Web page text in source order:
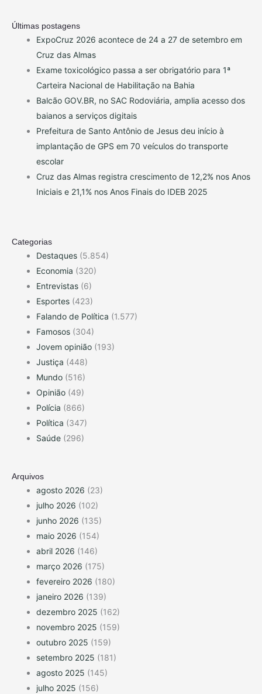
Últimas postagens
ExpoCruz 2026 acontece de 24 a 27 de setembro em
Cruz das Almas
Exame toxicológico passa a ser obrigatório para 1ª
Carteira Nacional de Habilitação na Bahia
Balcão GOV.BR, no SAC Rodoviária, amplia acesso dos
baianos a serviços digitais
Prefeitura de Santo Antônio de Jesus deu início à
implantação de GPS em 70 veículos do transporte
escolar
Cruz das Almas registra crescimento de 12,2% nos Anos
Iniciais e 21,1% nos Anos Finais do IDEB 2025
Categorias
Destaques (5.854)
Economia (320)
Entrevistas (6)
Esportes (423)
Falando de Política (1.577)
Famosos (304)
Jovem opinião (193)
Justiça (448)
Mundo (516)
Opinião (49)
Polícia (866)
Política (347)
Saúde (296)
Arquivos
agosto 2026 (23)
julho 2026 (102)
junho 2026 (135)
maio 2026 (154)
abril 2026 (146)
março 2026 (175)
fevereiro 2026 (180)
janeiro 2026 (139)
dezembro 2025 (162)
novembro 2025 (159)
outubro 2025 (159)
setembro 2025 (181)
agosto 2025 (145)
julho 2025 (156)